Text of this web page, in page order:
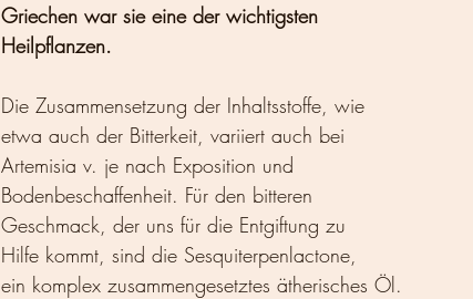
Griechen war sie eine der wichtigsten
Heilpflanzen.
Die Zusammensetzung der Inhaltsstoffe, wie
etwa auch der Bitterkeit, variiert auch bei
Artemisia v. je nach Exposition und
Bodenbeschaffenheit. Für den bitteren
Geschmack, der uns für die Entgiftung zu
Hilfe kommt, sind die Sesquiterpenlactone,
ein komplex zusammengesetztes ätherisches Öl.